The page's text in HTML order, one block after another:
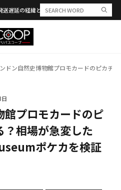
遅延の経緯と評判・当選報告を解説
ドン自然史博物館プロモカードのピカチ
館プロモカードのピ
？相場が急変した
ポケカを検証